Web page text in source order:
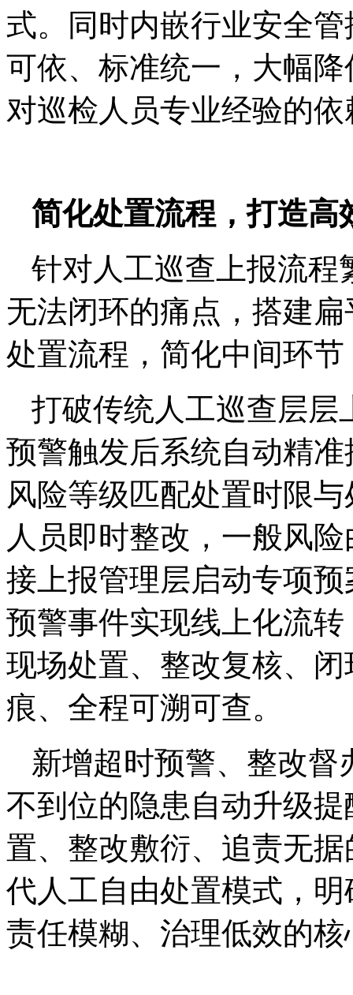
式。同时内嵌行业安全
可依、标准统一，大幅
对巡检人员专业经验的依
简化处置流程，打造高
针对人工巡查上报流程
无法闭环的痛点，搭建
处置流程，简化中间环
打破传统人工巡查层层
预警触发后系统自动精
风险等级匹配处置时限
人员即时整改，一般风
接上报管理层启动专项
预警事件实现线上化流
现场处置、整改复核、
痕、全程可溯可查。
新增超时预警、整改
不到位的隐患自动升级
置、整改敷衍、追责无
代人工自由处置模式，
责任模糊、治理低效的